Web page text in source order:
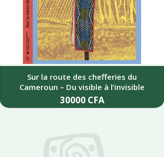
Sur la route des chefferies du
Cameroun – Du visible à l’invisible
30000 CFA